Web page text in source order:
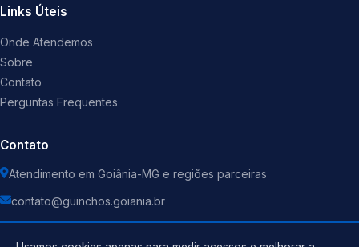
Links Úteis
Onde Atendemos
Sobre
Contato
Perguntas Frequentes
Contato
Atendimento em Goiânia-MG e regiões parceiras
contato@guinchos.goiania.br